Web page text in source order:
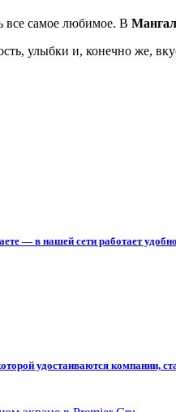
самое любимое. В
улыбки и, конечно же,
— в нашей сети работает
удостаиваются компании,